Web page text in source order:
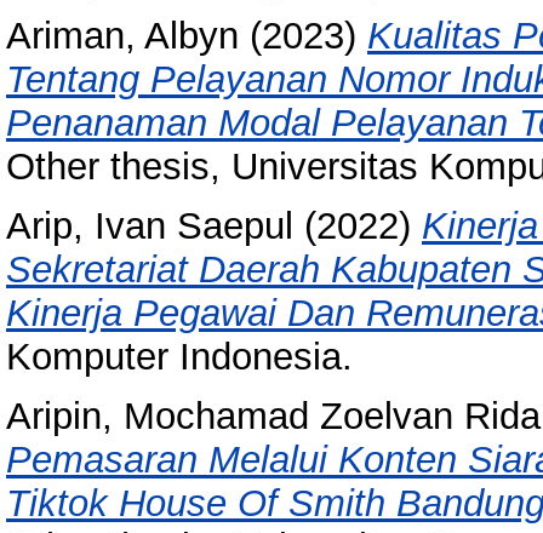
Ariman, Albyn (2023) Kualitas
Tentang Pelayanan Nomor
Penanaman Modal Pelayanan
Other thesis, Universitas
Arip, Ivan Saepul (2022)
Sekretariat Daerah Kabupaten
Kinerja Pegawai Dan
Komputer Indonesia.
Aripin, Mochamad Zoelvan
Pemasaran Melalui Konten
Tiktok House Of Smith